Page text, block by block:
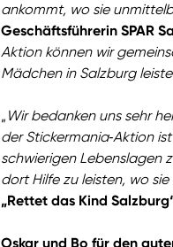
ankommt, wo sie
Geschäftsführerin SPAR
Aktion können wir
Mädchen in Salzburg
„ Wir bedanken uns sehr
der Stickermania‑Aktion
schwierigen Lebenslagen
dort Hilfe zu leisten, wo
„Rettet das Kind
Oskar und Bo für den